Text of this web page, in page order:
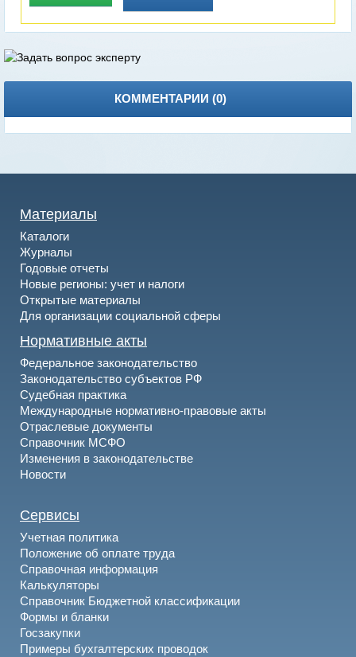
КОММЕНТАРИИ (0)
Материалы
Каталоги
Журналы
Годовые отчеты
Новые регионы: учет и налоги
Открытые материалы
Для организации социальной сферы
Нормативные акты
Федеральное законодательство
Законодательство субъектов РФ
Судебная практика
Международные нормативно-правовые акты
Отраслевые документы
Справочник МСФО
Изменения в законодательстве
Новости
Сервисы
Учетная политика
Положение об оплате труда
Справочная информация
Калькуляторы
Справочник Бюджетной классификации
Формы и бланки
Госзакупки
Примеры бухгалтерских проводок